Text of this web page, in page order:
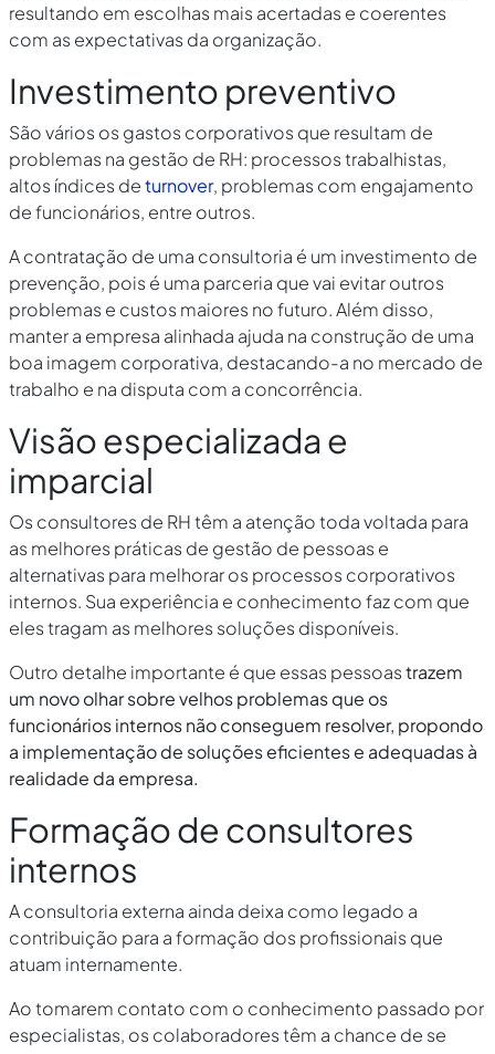
resultando em escolhas mais acertadas e coerentes
com as expectativas da organização.
Investimento preventivo
São vários os gastos corporativos que resultam de
problemas na gestão de RH: processos trabalhistas,
altos índices deturnover, problemas com engajamento
de funcionários, entre outros.
A contratação de uma consultoria é um investimento de
prevenção, pois é uma parceria que vai evitar outros
problemas e custos maiores no futuro. Além disso,
manter a empresa alinhada ajuda na construção de uma
boa imagem corporativa, destacando-a no mercado de
trabalho e na disputa com a concorrência.
Visão especializada e
imparcial
Os consultores de RH têm a atenção toda voltada para
as melhores práticas de gestão de pessoas e
alternativas para melhorar os processos corporativos
internos. Sua experiência e conhecimento faz com que
eles tragam as melhores soluções disponíveis.
Outro detalhe importante é que essas pessoastrazem
um novo olhar sobre velhos problemas que os
funcionários internos não conseguem resolver, propondo
a implementação de soluções eficientes e adequadas à
realidade da empresa.
Formação de consultores
internos
A consultoria externa ainda deixa como legado a
contribuição para a formação dos profissionais que
atuam internamente.
Ao tomarem contato com o conhecimento passado por
especialistas, os colaboradores têm a chance de se